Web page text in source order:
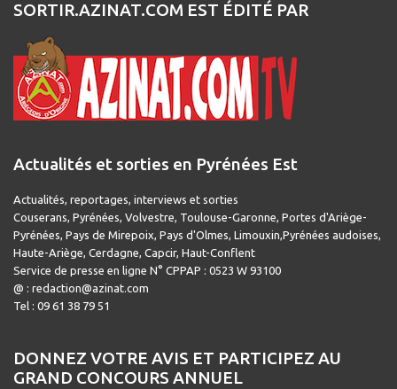
SORTIR.AZINAT.COM EST ÉDITÉ PAR
Actualités et sorties en Pyrénées Est
Actualités, reportages, interviews et sorties
Couserans, Pyrénées, Volvestre, Toulouse-Garonne, Portes d'Ariège-
Pyrénées, Pays de Mirepoix, Pays d'Olmes, Limouxin,Pyrénées audoises,
Haute-Ariège, Cerdagne, Capcir, Haut-Conflent
Service de presse en ligne N° CPPAP : 0523 W 93100
@ : redaction@azinat.com
Tel : 09 61 38 79 51
DONNEZ VOTRE AVIS ET PARTICIPEZ AU
GRAND CONCOURS ANNUEL